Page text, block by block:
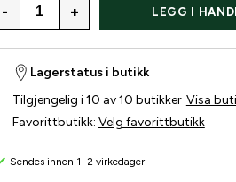
- + LEGG I
Sendes innen 1–2 virkedager
Lagerstatus i butikk
Tilgjengelig i 10 av 10 butikker Visa
Favorittbutikk: Velg favorittbutikk